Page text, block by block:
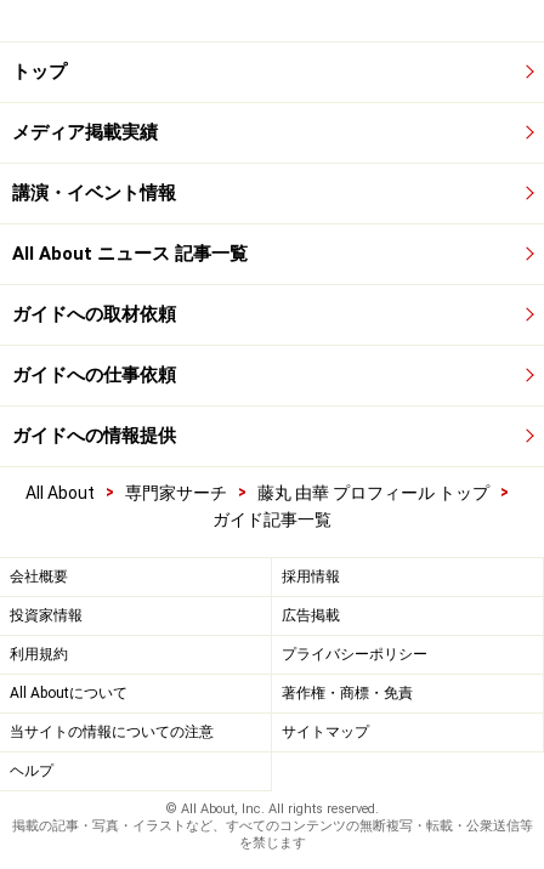
トップ
メディア掲載実績
講演・イベント情報
All About ニュース 記事一覧
ガイドへの取材依頼
ガイドへの仕事依頼
ガイドへの情報提供
All About > 専門家サーチ > 藤丸 由華 プロフィール トップ
>
ガイド記事一覧
会社概要 採用情報
投資家情報 広告掲載
利用規約 プライバシーポリシー
All Aboutについて 著作権・商標・免責
当サイトの情報についての注意 サイトマップ
ヘルプ
© All About, Inc. All rights reserved.
掲載の記事・写真・イラストなど、すべてのコンテンツの無断複写・転載・公衆送信等
を禁じます